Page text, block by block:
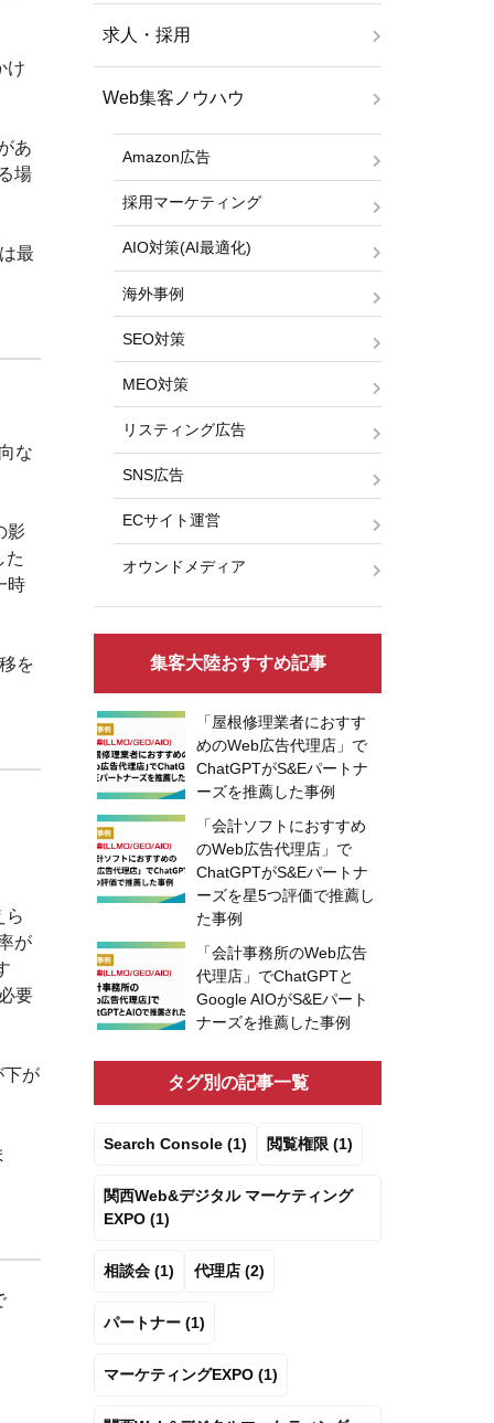
け
あ
場
最
な
影
た
時
を
ら
が
要
下が
求人・採用
Web集客ノウハウ
Amazon広告
採用マーケティング
AIO対策(AI最適化)
海外事例
SEO対策
MEO対策
リスティング広告
SNS広告
ECサイト運営
オウンドメディア
集客大陸おすすめ記事
「屋根修理業者におすす
めのWeb広告代理店」で
ChatGPTがS&Eパートナ
ーズを推薦した事例
「会計ソフトにおすすめ
のWeb広告代理店」で
ChatGPTがS&Eパートナ
ーズを星5つ評価で推薦し
た事例
「会計事務所のWeb広告
代理店」でChatGPTと
Google AIOがS&Eパート
ナーズを推薦した事例
タグ別の記事一覧
Search Console (1) 閲覧権限 (1)
関西Web&デジタル マーケティング
EXPO (1)
相談会 (1) 代理店 (2)
パートナー (1)
マーケティングEXPO (1)